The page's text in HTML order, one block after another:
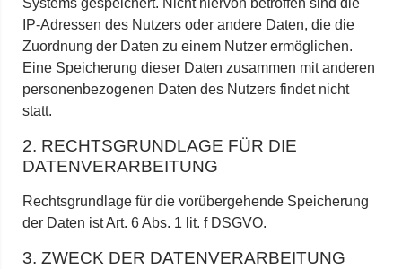
Systems gespeichert. Nicht hiervon betroffen sind die
IP-Adressen des Nutzers oder andere Daten, die die
Zuordnung der Daten zu einem Nutzer ermöglichen.
Eine Speicherung dieser Daten zusammen mit anderen
personenbezogenen Daten des Nutzers findet nicht
statt.
2. RECHTSGRUNDLAGE FÜR DIE
DATENVERARBEITUNG
Rechtsgrundlage für die vorübergehende Speicherung
der Daten ist Art. 6 Abs. 1 lit. f DSGVO.
3. ZWECK DER DATENVERARBEITUNG